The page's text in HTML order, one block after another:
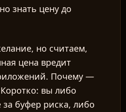
знать цену до
но считаем,
цена вредит
Почему —
вы либо
за буфер риска, либо